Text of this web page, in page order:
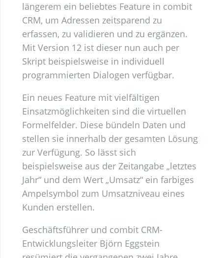
längerem ein beliebtes Feature in combit
CRM, um Adressen zeitsparend zu
erfassen, zu validieren und zu ergänzen.
Mit Version 12 ist dieser nun auch per
Skript beispielsweise in individuell
programmierten Dialogen verfügbar.
Ein neues Feature mit vielfältigen
Einsatzmöglichkeiten sind die virtuellen
Formelfelder. Diese bündeln Daten und
stellen sie innerhalb der gesamten Lösung
zur Verfügung. So lässt sich
beispielsweise aus der Zeitangabe „letztes
Jahr“ und dem Wert „Umsatz“ ein farbiges
Ampelsymbol zum Umsatzniveau eines
Kunden erstellen.
Geschäftsführer und combit CRM-
Entwicklungsleiter Björn Eggstein